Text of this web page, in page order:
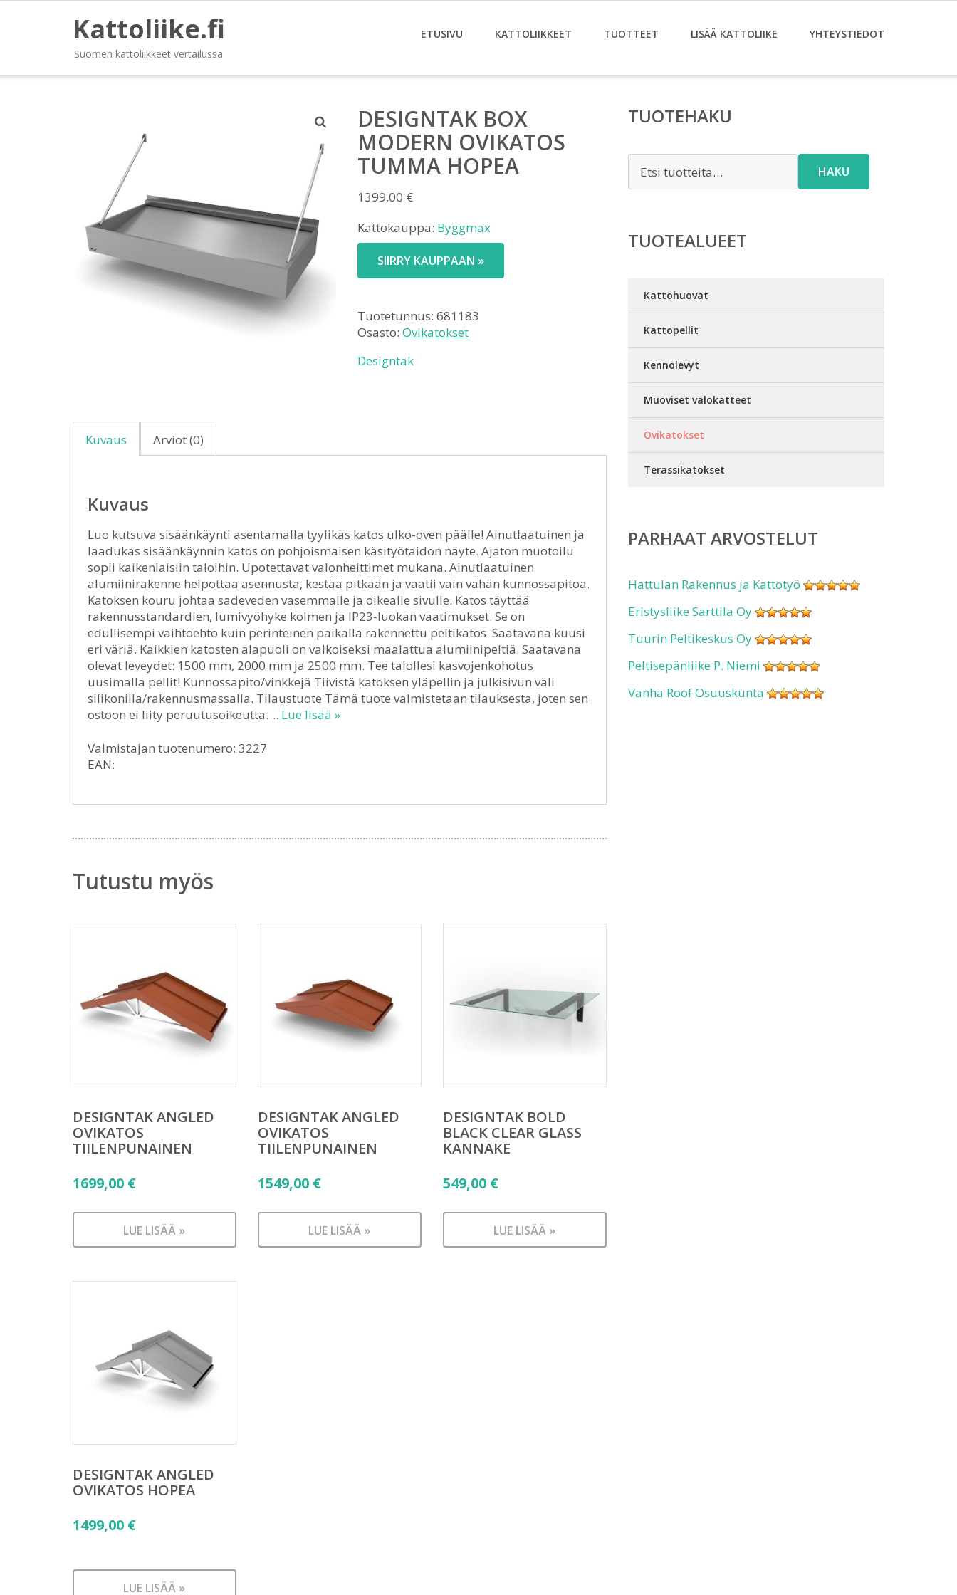
Kattoliike.fi
Suomen kattoliikkeet vertailussa
ETUSIVU KATTOLIIKKEET TUOTTEET LISÄÄ KATTOLIIKE YHTEYSTIEDOT
DESIGNTAK BOX
MODERN OVIKATOS
TUMMA HOPEA
1399,00 €
Kattokauppa: Byggmax
SIIRRY KAUPPAAN »
Tuotetunnus: 681183
Osasto: Ovikatokset
Designtak
Kuvaus Arviot (0)
Kuvaus
Luo kutsuva sisäänkäynti asentamalla tyylikäs katos ulko-oven päälle! Ainutlaatuinen ja
laadukas sisäänkäynnin katos on pohjoismaisen käsityötaidon näyte. Ajaton muotoilu
sopii kaikenlaisiin taloihin. Upotettavat valonheittimet mukana. Ainutlaatuinen
alumiinirakenne helpottaa asennusta, kestää pitkään ja vaatii vain vähän kunnossapitoa.
Katoksen kouru johtaa sadeveden vasemmalle ja oikealle sivulle. Katos täyttää
rakennusstandardien, lumivyöhyke kolmen ja IP23-luokan vaatimukset. Se on
edullisempi vaihtoehto kuin perinteinen paikalla rakennettu peltikatos. Saatavana kuusi
eri väriä. Kaikkien katosten alapuoli on valkoiseksi maalattua alumiinipeltiä. Saatavana
olevat leveydet: 1500 mm, 2000 mm ja 2500 mm. Tee talollesi kasvojenkohotus
uusimalla pellit! Kunnossapito/vinkkejä Tiivistä katoksen yläpellin ja julkisivun väli
silikonilla/rakennusmassalla. Tilaustuote Tämä tuote valmistetaan tilauksesta, joten sen
ostoon ei liity peruutusoikeutta…. Lue lisää »
Valmistajan tuotenumero: 3227
EAN:
Tutustu myös
DESIGNTAK ANGLED
OVIKATOS
TIILENPUNAINEN
1699,00 €
LUE LISÄÄ »
DESIGNTAK ANGLED
OVIKATOS
TIILENPUNAINEN
1549,00 €
LUE LISÄÄ »
DESIGNTAK BOLD
BLACK CLEAR GLASS
KANNAKE
549,00 €
LUE LISÄÄ »
DESIGNTAK ANGLED
OVIKATOS HOPEA
1499,00 €
LUE LISÄÄ »
TUOTEHAKU
HAKU
TUOTEALUEET
Kattohuovat
Kattopellit
Kennolevyt
Muoviset valokatteet
Ovikatokset
Terassikatokset
PARHAAT ARVOSTELUT
Hattulan Rakennus ja Kattotyö
Eristysliike Sarttila Oy
Tuurin Peltikeskus Oy
Peltisepänliike P. Niemi
Vanha Roof Osuuskunta